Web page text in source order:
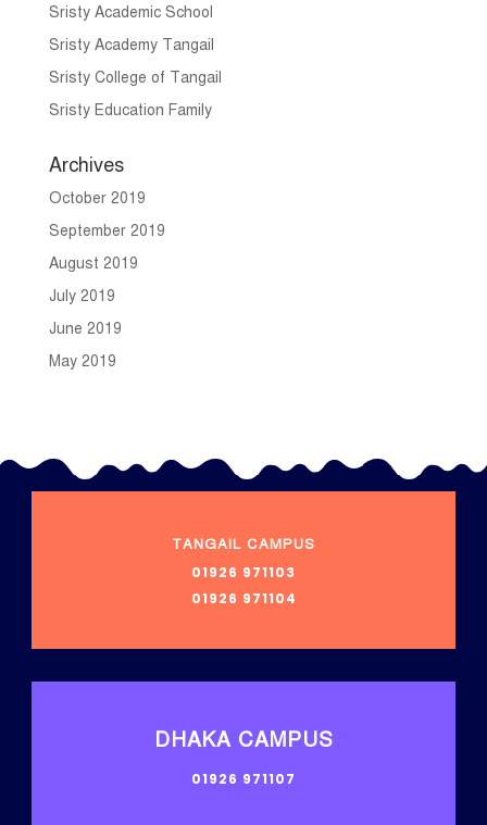
Sristy Academic School
Sristy Academy Tangail
Sristy College of Tangail
Sristy Education Family
Archives
October 2019
September 2019
August 2019
July 2019
June 2019
May 2019
TANGAIL CAMPUS
01926 971103
01926 971104
DHAKA CAMPUS
01926 971107